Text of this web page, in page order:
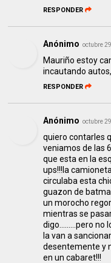
RESPONDER
Anónimo octubre
Mauriño estoy
incautando
RESPONDER
Anónimo octubre
quiero contarles
veniamos de las
que esta en la
ups!!!la
circulaba esta
guazon de
un morocho
mientras se
digo.........pero no
la van a
desentemente y
en un cabaret!!!